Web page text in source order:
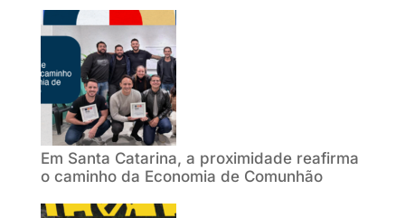
Em Santa Catarina, a proximidade reafirma
o caminho da Economia de Comunhão